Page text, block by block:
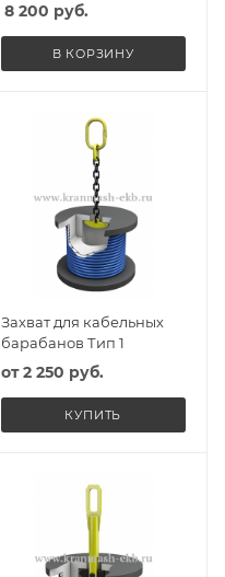
8 200 руб.
В КОРЗИНУ
Захват для кабельных
барабанов Тип 1
от2 250 руб.
КУПИТЬ